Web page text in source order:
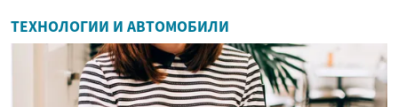
ТЕХНОЛОГИИ И АВТОМОБИЛИ